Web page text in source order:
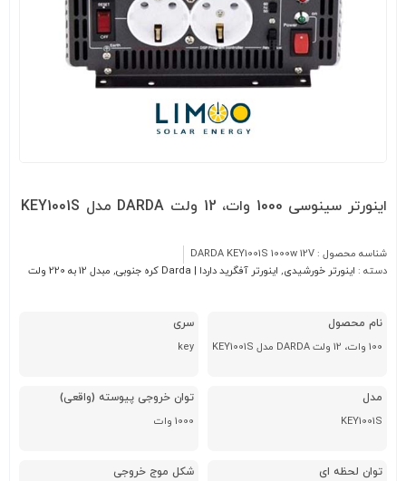
اینورتر سینوسی 1000 وات، 12 ولت DARDA مدل KEY1001S
شناسه محصول : DARDA KEY1001S 1000w 12V
دسته : اینورتر خورشیدی, اینورتر آفگرید داردا | Darda کره جنوبی , مبدل 12 به 220 ولت
نام محصول
سری
key
مدل
KEY1001S
توان خروجی پیوسته (واقعی)
1000 وات
توان لحظه ای
شکل موج خروجی